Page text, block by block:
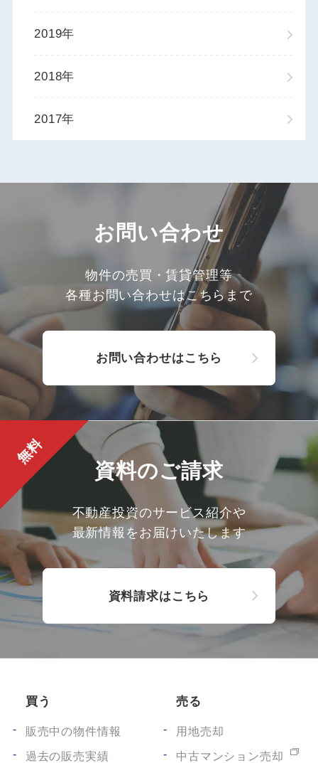
2019年
2018年
2017年
お問い合わせ
物件の売買・賃貸管理等
各種お問い合わせはこちらまで
お問い合わせはこちら
無料
資料のご請求
不動産投資のサービス紹介や
最新情報をお届けいたします
資料請求はこちら
買う
販売中の物件情報
過去の販売実績
売る
用地売却
中古マンション売却